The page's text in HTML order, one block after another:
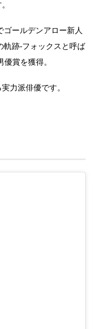
ールデンアロー新人
軌跡-フォックスと呼ば
賞を獲得。
力派俳優です。